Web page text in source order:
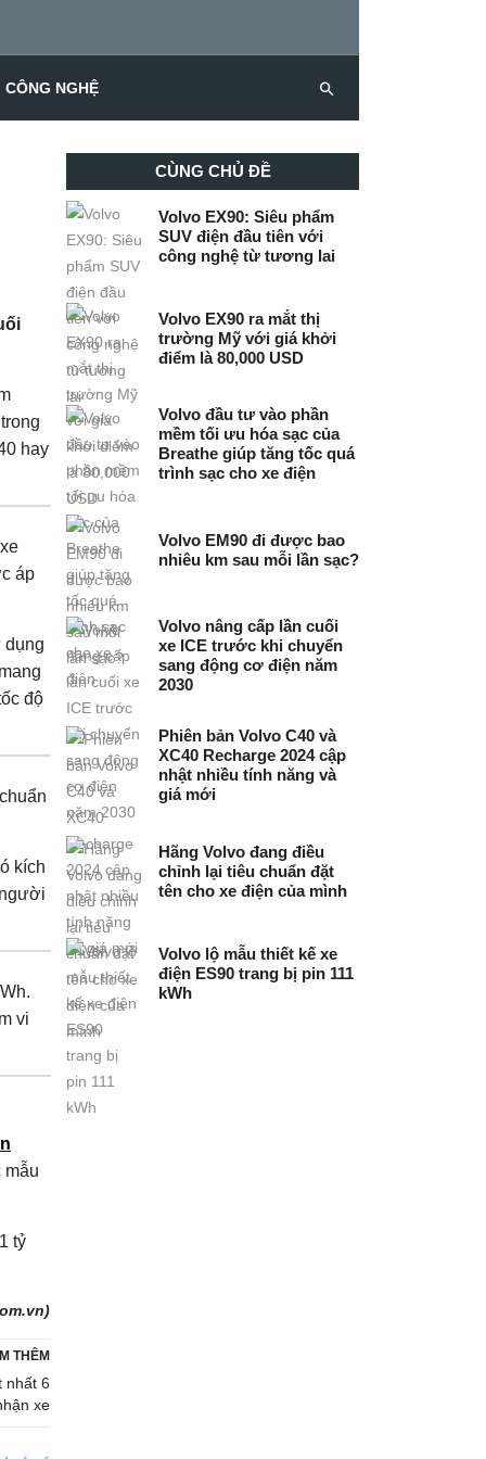
CÔNG NGHỆ
hay
áp
dụng
độ
kích
vi
mẫu
tỷ
THÊM
nhất 6
xe
CÙNG CHỦ ĐỀ
Volvo EX90: Siêu phẩm
SUV điện đầu tiên với
công nghệ từ tương lai
Volvo EX90 ra mắt thị
trường Mỹ với giá khởi
điểm là 80,000 USD
Volvo đầu tư vào phần
mềm tối ưu hóa sạc của
Breathe giúp tăng tốc quá
trình sạc cho xe điện
Volvo EM90 đi được bao
nhiêu km sau mỗi lần sạc?
Volvo nâng cấp lần cuối
xe ICE trước khi chuyển
sang động cơ điện năm
2030
Phiên bản Volvo C40 và
XC40 Recharge 2024 cập
nhật nhiều tính năng và
giá mới
Hãng Volvo đang điều
chỉnh lại tiêu chuẩn đặt
tên cho xe điện của mình
Volvo lộ mẫu thiết kế xe
điện ES90 trang bị pin 111
kWh